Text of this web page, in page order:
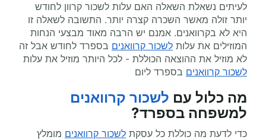
לעיתים נשאלת השאלה האם עלות לשכור קרוון לחודש
יותר זולה מאשר השכרה קצרה יותר. התשובה לשאלה זו
היא לא בקרוואנים. אמנם יש הרבה מאוד מבצעי הנחות
המוזילים את עלות לשכור קרוואנים בספרד לחודש אבל זה
לא מוזיל את ההוצאה הכוללת - לכל היותר מוזיל את עלות
לשכור קרוואנים בספרד ליום
מה כלול עם לשכור קרוואנים
למשפחה בספרד?
כדי לדעת מה כוללת כל עסקת לשכור קרוואנים מומלץ